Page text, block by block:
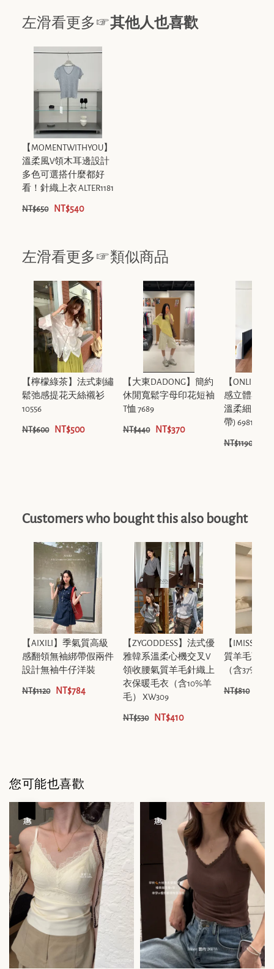
左滑看更多☞其他人也喜歡
【MOMENTWITHYOU】
溫柔風V領木耳邊設計
多色可選搭什麼都好
看！針織上衣 ALTER1181
NT$650 NT$540
左滑看更多☞類似商品
【檸檬綠茶】法式刺繡
鬆弛感提花天絲襯衫
10556
NT$600 NT$500
【大東DADONG】簡約
休閒寬鬆字母印花短袖
T恤 7689
NT$440 NT$370
【ONLINE
感立體不規
溫柔細肩帶
帶) 69812y
NT$1190
Customers who bought this also bought
【AIXILI】季氣質高級
感翻領無袖綁帶假兩件
設計無袖牛仔洋裝
NT$1120 NT$784
【ZYGODDESS】法式優
雅韓系溫柔心機交叉V
領收腰氣質羊毛針織上
衣保暖毛衣（含10%羊
毛） XW309
NT$530 NT$410
【IMISS】
質羊毛百褶
（含37%羊
NT$810
您可能也喜歡